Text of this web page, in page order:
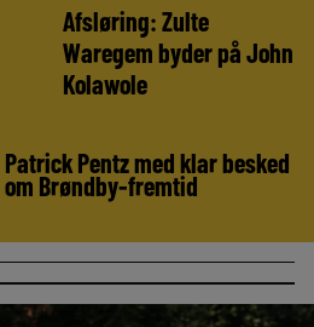
Afsløring: Zulte
Waregem byder på John
Kolawole
Patrick Pentz med klar besked
om Brøndby-fremtid